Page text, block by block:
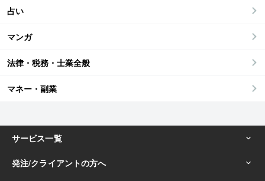
占い
マンガ
法律・税務・士業全般
マネー・副業